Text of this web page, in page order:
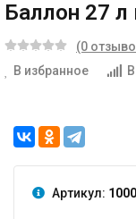
Баллон 27
(0
В избранное
Артикул: